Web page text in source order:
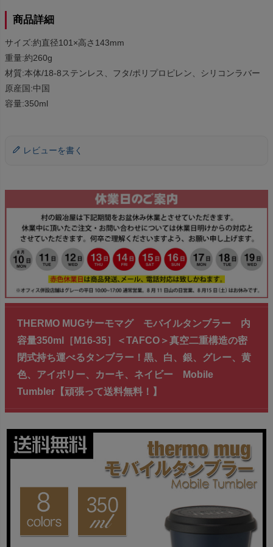
商品詳細
サイズ:約直径101×高さ143mm
重量:約260g
材質:本体/18-8ステンレス、フタ/ポリプロピレン、シリコンラバー
原産国:中国
容量:350ml
レビューを書く
THERMO MUGサーモマグ モバイルタンブラー 内
容量350ml［M16-35］＜TAFCO＞真空二重構造の密
閉式持ち運べるタンブラー！黒、白、銀、グレー、黄
色、アイボリー、カーキ、ネイビー Mobile
Tumbler【頑張って送料無料！】